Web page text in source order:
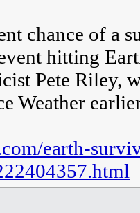
chance of a
hitting
Pete Riley,
Weather
earth-